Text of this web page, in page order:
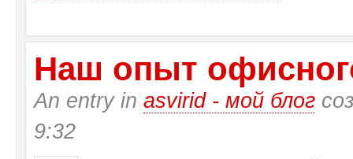
Наш опыт
An entry in asvirid - мой блог
9:32